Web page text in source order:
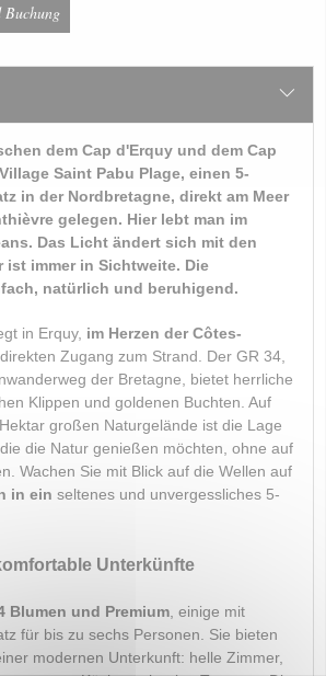
Buchung
dem Cap d'Erquy und dem Cap
Saint Pabu Plage, einen 5-
in der Nordbretagne, direkt am Meer
gelegen. Hier lebt man im
Das Licht ändert sich mit den
ist immer in Sichtweite. Die
natürlich und beruhigend.
in Erquy, im Herzen der Côtes-
direkten Zugang zum Strand. Der GR 34,
der Bretagne, bietet herrliche
Klippen und goldenen Buchten. Auf
großen Naturgelände ist die Lage
die Natur genießen möchten, ohne auf
Wachen Sie mit Blick auf die Wellen auf
in einseltenes und unvergessliches 5-
Unterkünfte
Blumen und Premium , einige mit
für bis zu sechs Personen. Sie bieten
modernen Unterkunft: helle Zimmer,